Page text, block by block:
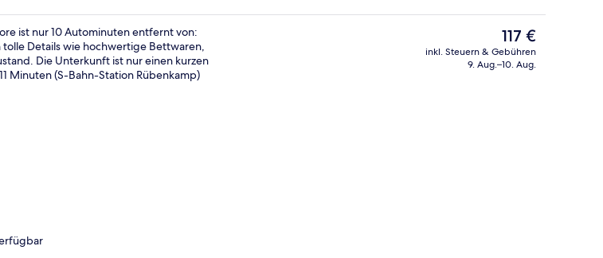
Fassade der Unterkunft
ist nur 10 Autominuten entfernt von:
Details wie hochwertige Bettwaren,
Die Unterkunft ist nur einen kurzen
Minuten (S-Bahn-Station Rübenkamp)
Der
aktuelle
Preis
117 €
inkl. Steuern & Gebühren
9. Aug.–10. Aug.